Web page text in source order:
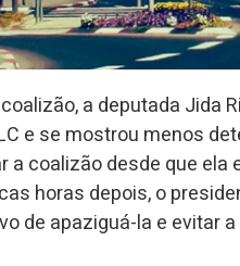
a deputada Jida
e se mostrou menos
a coalizão desde que
horas depois, o
de apaziguá-la e evitar